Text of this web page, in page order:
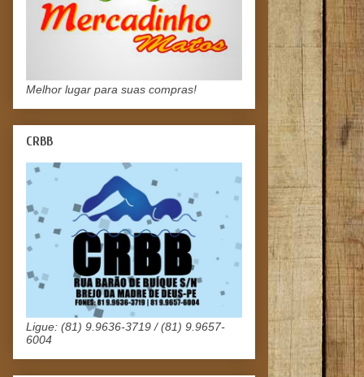
Melhor lugar para suas compras!
CRBB
Ligue: (81) 9.9636-3719 / (81) 9.9657-
6004